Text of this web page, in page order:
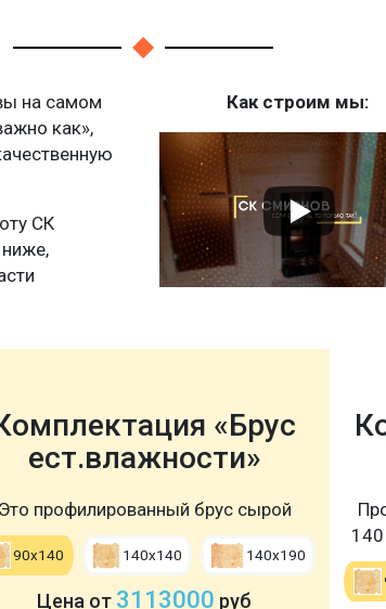
на самом
как»,
СК
Как строим мы:
«Брус
ест.влажности»
Это профилированный брус сырой
90х140 140х140 140х190
Цена от 3113000 руб